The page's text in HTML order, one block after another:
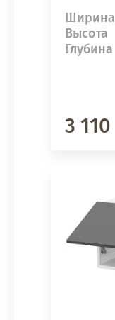
Ширина
Высота
Глубина
3 110